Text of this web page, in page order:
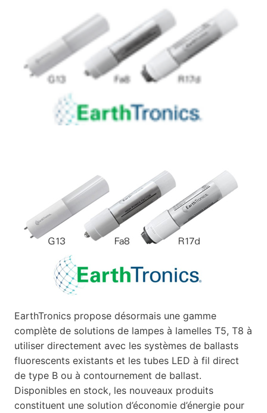
EarthTronics propose désormais une gamme
complète de solutions de lampes à lamelles T5, T8 à
utiliser directement avec les systèmes de ballasts
fluorescents existants et les tubes LED à fil direct
de type B ou à contournement de ballast.
Disponibles en stock, les nouveaux produits
constituent une solution d’économie d’énergie pour